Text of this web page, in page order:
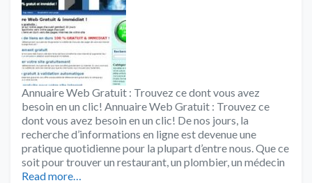
Annuaire Web Gratuit : Trouvez ce dont vous avez
besoin en un clic! Annuaire Web Gratuit : Trouvez ce
dont vous avez besoin en un clic! De nos jours, la
recherche d’informations en ligne est devenue une
pratique quotidienne pour la plupart d’entre nous. Que ce
soit pour trouver un restaurant, un plombier, un médecin
Read more…